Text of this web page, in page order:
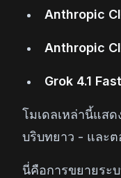
Anthropic
Anthropic
Grok 4.1 Fast
โมเดลเหล่านี้แส
บริบทยาว - และ
นี่คือการขยายระ